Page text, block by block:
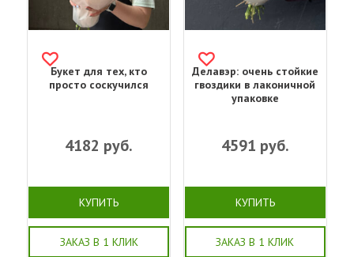
Букет для тех, кто
просто соскучился
4182 руб.
КУПИТЬ
ЗАКАЗ В 1 КЛИК
Делавэр: очень стойкие
гвоздики в лаконичной
упаковке
4591 руб.
КУПИТЬ
ЗАКАЗ В 1 КЛИК